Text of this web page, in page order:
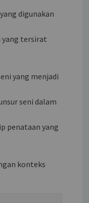
digunakan
yang tersirat
yang menjadi
seni dalam
penataan yang
konteks